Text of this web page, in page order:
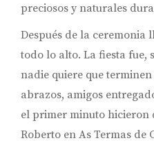
preciosos y naturales
Después de la
todo lo alto. La fiesta fue,
nadie quiere que
abrazos, amigos
el primer minuto hicieron
Roberto en As Termas de